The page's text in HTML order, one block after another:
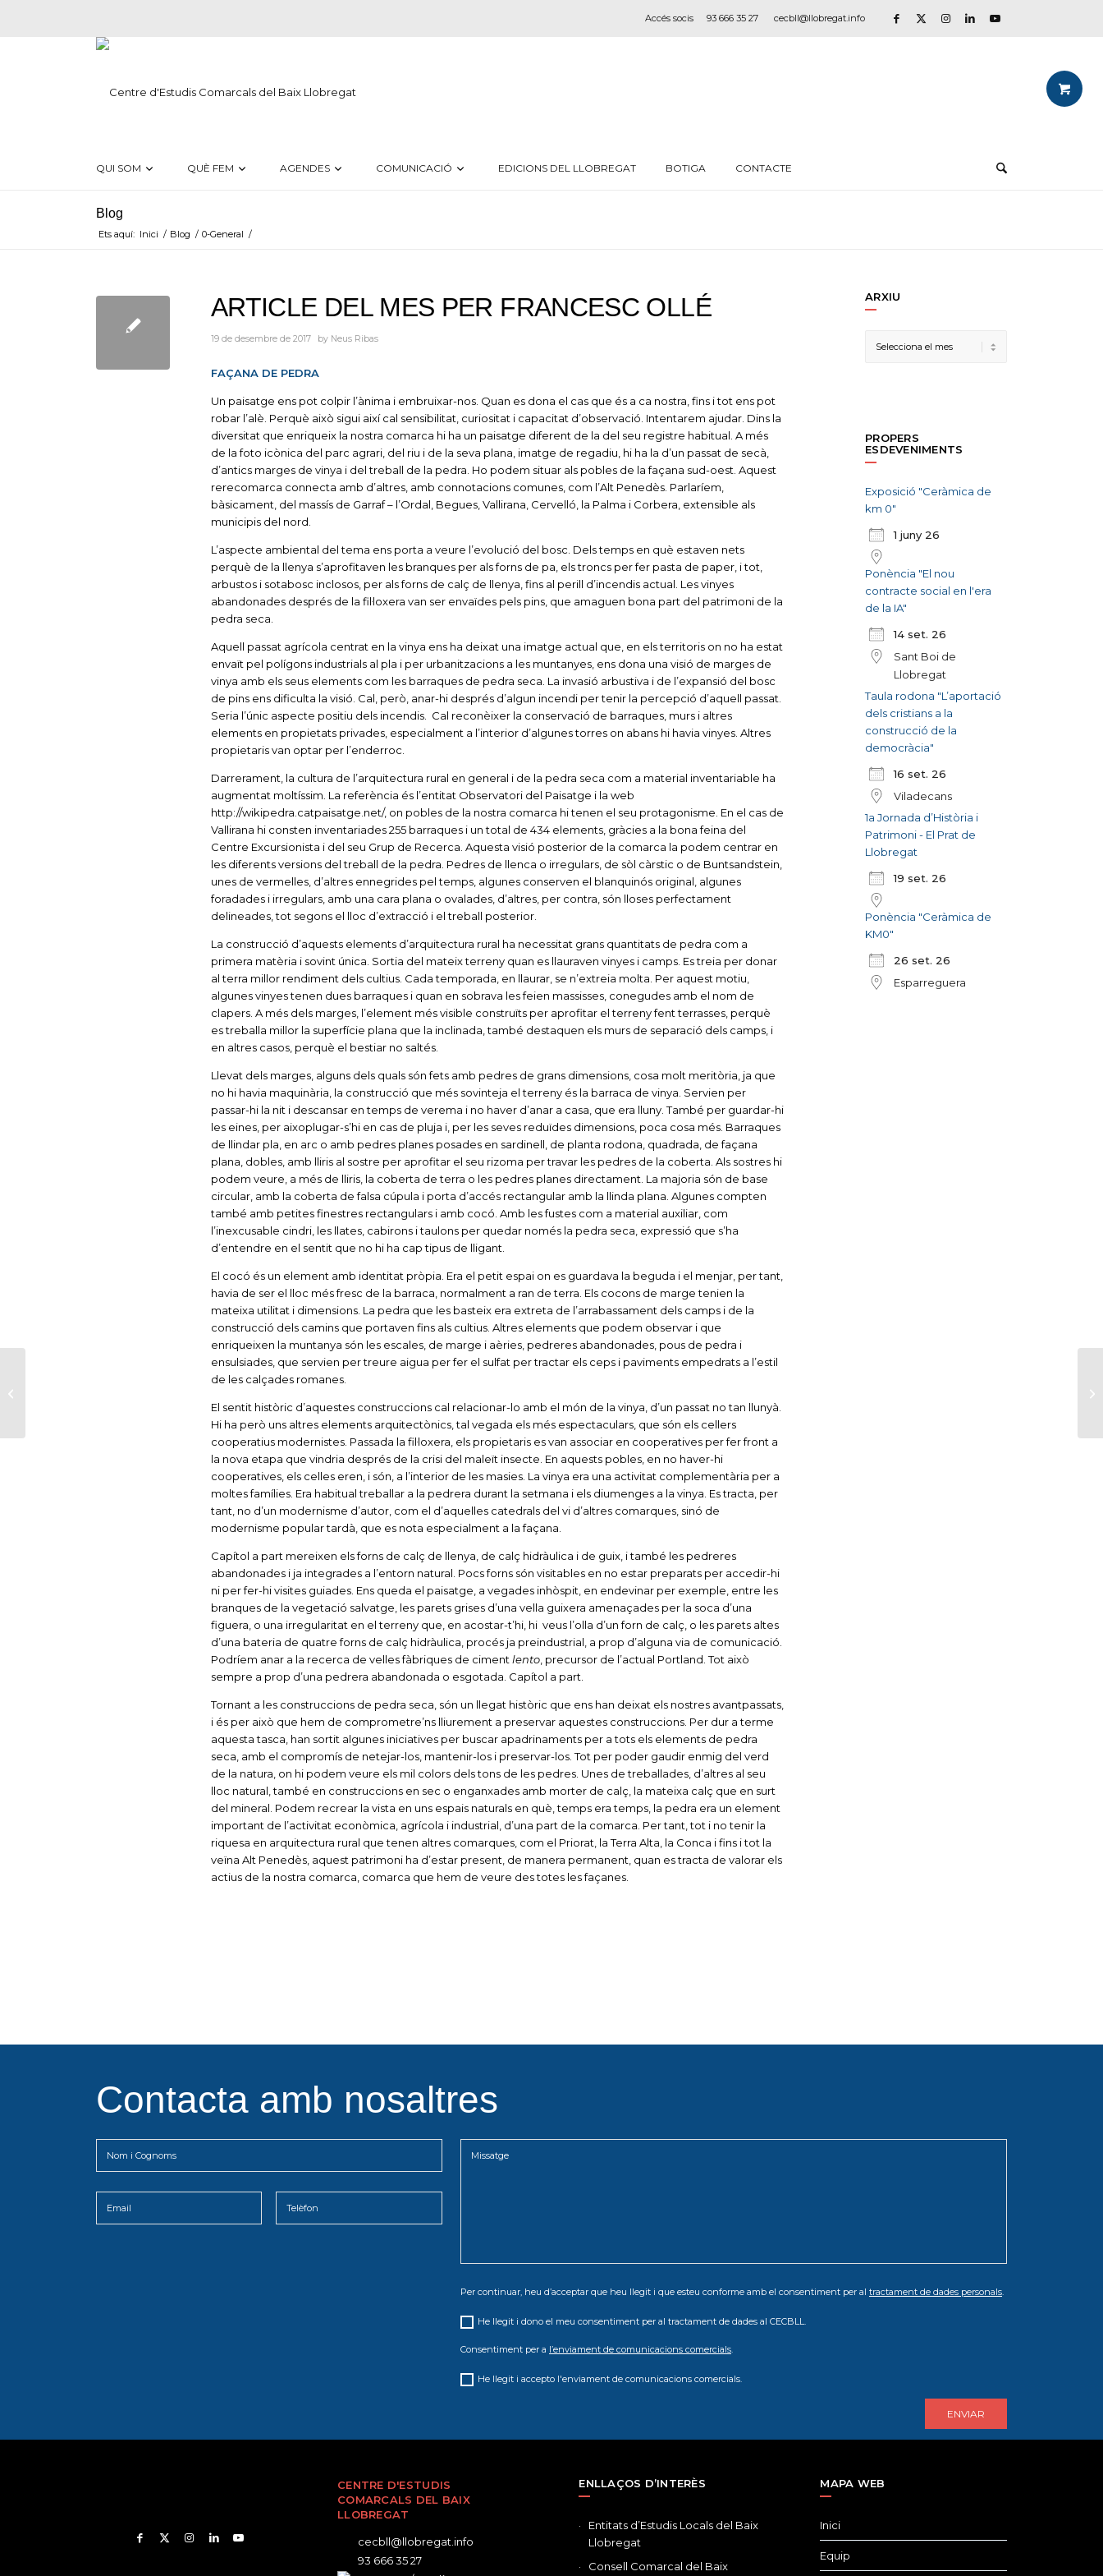
Accés socis 93 666 35 27 cecbll@llobregat.info
QUI SOM QUÈ FEM AGENDES COMUNICACIÓ EDICIONS DEL LLOBREGAT BOTIGA CONTACTE
Blog
Ets aquí: Inici / Blog / 0-General /
ARTICLE DEL MES PER FRANCESC OLLÉ
19 de desembre de 2017 by Neus Ribas
FAÇANA DE PEDRA
Un paisatge ens pot colpir l’ànima i embruixar-nos. Quan es dona el cas que és a ca nostra, fins i tot ens pot
robar l’alè. Perquè això sigui així cal sensibilitat, curiositat i capacitat d’observació. Intentarem ajudar. Dins la
diversitat que enriqueix la nostra comarca hi ha un paisatge diferent de la del seu registre habitual. A més
de la foto icònica del parc agrari, del riu i de la seva plana, imatge de regadiu, hi ha la d’un passat de secà,
d’antics marges de vinya i del treball de la pedra. Ho podem situar als pobles de la façana sud-oest. Aquest
rerecomarca connecta amb d’altres, amb connotacions comunes, com l’Alt Penedès. Parlaríem,
bàsicament, del massís de Garraf – l’Ordal, Begues, Vallirana, Cervelló, la Palma i Corbera, extensible als
municipis del nord.
L’aspecte ambiental del tema ens porta a veure l’evolució del bosc. Dels temps en què estaven nets
perquè de la llenya s’aprofitaven les branques per als forns de pa, els troncs per fer pasta de paper, i tot,
arbustos i sotabosc inclosos, per als forns de calç de llenya, fins al perill d’incendis actual. Les vinyes
abandonades després de la fil·loxera van ser envaïdes pels pins, que amaguen bona part del patrimoni de la
pedra seca.
Aquell passat agrícola centrat en la vinya ens ha deixat una imatge actual que, en els territoris on no ha estat
envaït pel polígons industrials al pla i per urbanitzacions a les muntanyes, ens dona una visió de marges de
vinya amb els seus elements com les barraques de pedra seca. La invasió arbustiva i de l’expansió del bosc
de pins ens dificulta la visió. Cal, però, anar-hi després d’algun incendi per tenir la percepció d’aquell passat.
Seria l’únic aspecte positiu dels incendis. Cal reconèixer la conservació de barraques, murs i altres
elements en propietats privades, especialment a l’interior d’algunes torres on abans hi havia vinyes. Altres
propietaris van optar per l’enderroc.
Darrerament, la cultura de l’arquitectura rural en general i de la pedra seca com a material inventariable ha
augmentat moltíssim. La referència és l’entitat Observatori del Paisatge i la web
http://wikipedra.catpaisatge.net/, on pobles de la nostra comarca hi tenen el seu protagonisme. En el cas de
Vallirana hi consten inventariades 255 barraques i un total de 434 elements, gràcies a la bona feina del
Centre Excursionista i del seu Grup de Recerca. Aquesta visió posterior de la comarca la podem centrar en
les diferents versions del treball de la pedra. Pedres de llenca o irregulars, de sòl càrstic o de Buntsandstein,
unes de vermelles, d’altres ennegrides pel temps, algunes conserven el blanquinós original, algunes
foradades i irregulars, amb una cara plana o ovalades, d’altres, per contra, són lloses perfectament
delineades, tot segons el lloc d’extracció i el treball posterior.
La construcció d’aquests elements d’arquitectura rural ha necessitat grans quantitats de pedra com a
primera matèria i sovint única. Sortia del mateix terreny quan es llauraven vinyes i camps. Es treia per donar
al terra millor rendiment dels cultius. Cada temporada, en llaurar, se n’extreia molta. Per aquest motiu,
algunes vinyes tenen dues barraques i quan en sobrava les feien massisses, conegudes amb el nom de
clapers. A més dels marges, l’element més visible construïts per aprofitar el terreny fent terrasses, perquè
es treballa millor la superfície plana que la inclinada, també destaquen els murs de separació dels camps, i
en altres casos, perquè el bestiar no saltés.
Llevat dels marges, alguns dels quals són fets amb pedres de grans dimensions, cosa molt meritòria, ja que
no hi havia maquinària, la construcció que més sovinteja el terreny és la barraca de vinya. Servien per
passar-hi la nit i descansar en temps de verema i no haver d’anar a casa, que era lluny. També per guardar-hi
les eines, per aixoplugar-s’hi en cas de pluja i, per les seves reduïdes dimensions, poca cosa més. Barraques
de llindar pla, en arc o amb pedres planes posades en sardinell, de planta rodona, quadrada, de façana
plana, dobles, amb lliris al sostre per aprofitar el seu rizoma per travar les pedres de la coberta. Als sostres hi
podem veure, a més de lliris, la coberta de terra o les pedres planes directament. La majoria són de base
circular, amb la coberta de falsa cúpula i porta d’accés rectangular amb la llinda plana. Algunes compten
també amb petites finestres rectangulars i amb cocó. Amb les fustes com a material auxiliar, com
l’inexcusable cindri, les llates, cabirons i taulons per quedar només la pedra seca, expressió que s’ha
d’entendre en el sentit que no hi ha cap tipus de lligant.
El cocó és un element amb identitat pròpia. Era el petit espai on es guardava la beguda i el menjar, per tant,
havia de ser el lloc més fresc de la barraca, normalment a ran de terra. Els cocons de marge tenien la
mateixa utilitat i dimensions. La pedra que les basteix era extreta de l’arrabassament dels camps i de la
construcció dels camins que portaven fins als cultius. Altres elements que podem observar i que
enriqueixen la muntanya són les escales, de marge i aèries, pedreres abandonades, pous de pedra i
ensulsiades, que servien per treure aigua per fer el sulfat per tractar els ceps i paviments empedrats a l’estil
de les calçades romanes.
El sentit històric d’aquestes construccions cal relacionar-lo amb el món de la vinya, d’un passat no tan llunyà.
Hi ha però uns altres elements arquitectònics, tal vegada els més espectaculars, que són els cellers
cooperatius modernistes. Passada la fil·loxera, els propietaris es van associar en cooperatives per fer front a
la nova etapa que vindria després de la crisi del maleït insecte. En aquests pobles, en no haver-hi
cooperatives, els celles eren, i són, a l’interior de les masies. La vinya era una activitat complementària per a
moltes famílies. Era habitual treballar a la pedrera durant la setmana i els diumenges a la vinya. Es tracta, per
tant, no d’un modernisme d’autor, com el d’aquelles catedrals del vi d’altres comarques, sinó de
modernisme popular tardà, que es nota especialment a la façana.
Capítol a part mereixen els forns de calç de llenya, de calç hidràulica i de guix, i també les pedreres
abandonades i ja integrades a l’entorn natural. Pocs forns són visitables en no estar preparats per accedir-hi
ni per fer-hi visites guiades. Ens queda el paisatge, a vegades inhòspit, en endevinar per exemple, entre les
branques de la vegetació salvatge, les parets grises d’una vella guixera amenaçades per la soca d’una
figuera, o una irregularitat en el terreny que, en acostar-t’hi, hi veus l’olla d’un forn de calç, o les parets altes
d’una bateria de quatre forns de calç hidràulica, procés ja preindustrial, a prop d’alguna via de comunicació.
Podríem anar a la recerca de velles fàbriques de ciment lento , precursor de l’actual Portland. Tot això
sempre a prop d’una pedrera abandonada o esgotada. Capítol a part.
Tornant a les construccions de pedra seca, són un llegat històric que ens han deixat els nostres avantpassats,
i és per això que hem de comprometre’ns lliurement a preservar aquestes construccions. Per dur a terme
aquesta tasca, han sortit algunes iniciatives per buscar apadrinaments per a tots els elements de pedra
seca, amb el compromís de netejar-los, mantenir-los i preservar-los. Tot per poder gaudir enmig del verd
de la natura, on hi podem veure els mil colors dels tons de les pedres. Unes de treballades, d’altres al seu
lloc natural, també en construccions en sec o enganxades amb morter de calç, la mateixa calç que en surt
del mineral. Podem recrear la vista en uns espais naturals en què, temps era temps, la pedra era un element
important de l’activitat econòmica, agrícola i industrial, d’una part de la comarca. Per tant, tot i no tenir la
riquesa en arquitectura rural que tenen altres comarques, com el Priorat, la Terra Alta, la Conca i fins i tot la
veïna Alt Penedès, aquest patrimoni ha d’estar present, de manera permanent, quan es tracta de valorar els
actius de la nostra comarca, comarca que hem de veure des totes les façanes.
ARXIU
PROPERS
ESDEVENIMENTS
Exposició "Ceràmica de
km 0"
1 juny 26
Ponència "El nou
contracte social en l'era
de la IA"
14 set. 26
Sant Boi de
Llobregat
Taula rodona "L’aportació
dels cristians a la
construcció de la
democràcia"
16 set. 26
Viladecans
1a Jornada d’Història i
Patrimoni - El Prat de
Llobregat
19 set. 26
Ponència "Ceràmica de
KM0"
26 set. 26
Esparreguera
Contacta amb nosaltres
Per continuar, heu d’acceptar que heu llegit i que esteu conforme amb el consentiment per al tractament de dades personals.
He llegit i dono el meu consentiment per al tractament de dades al CECBLL.
Consentiment per a l’enviament de comunicacions comercials.
He llegit i accepto l'enviament de comunicacions comercials.
CENTRE D'ESTUDIS
COMARCALS DEL BAIX
LLOBREGAT
cecbll@llobregat.info
93 666 35 27
ENLLAÇOS D’INTERÈS
Entitats d’Estudis Locals del Baix
Llobregat
Consell Comarcal del Baix
MAPA WEB
Inici
Equip